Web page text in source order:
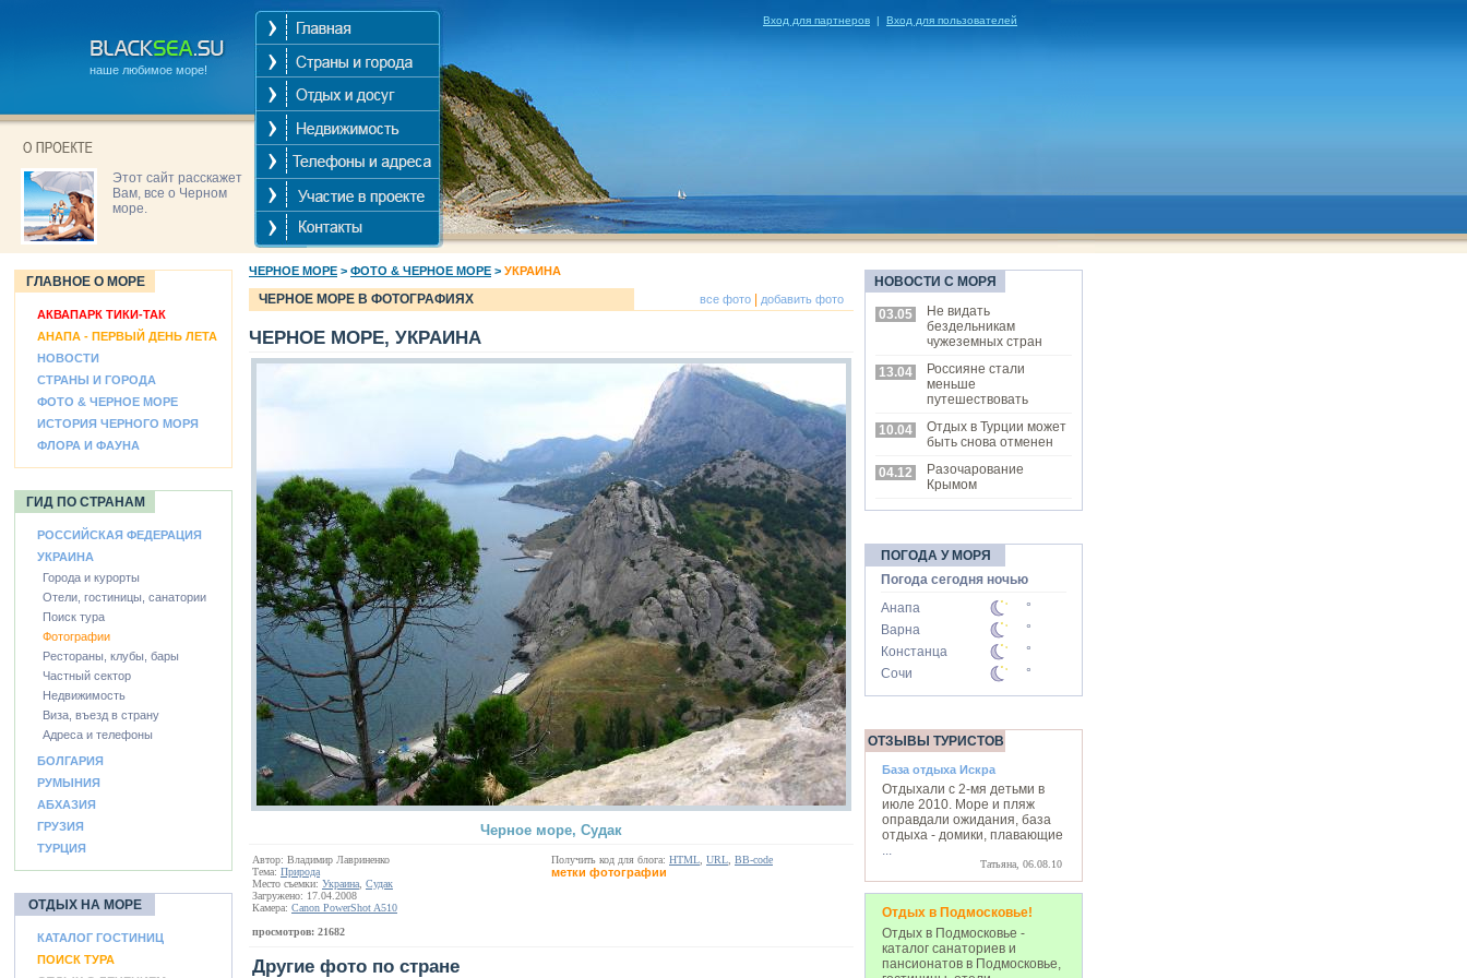
наше любимое море!
Этот сайт расскажет
Вам, все о Черном
море.
Вход для партнеров | Вход для пользователей
ГЛАВНОЕ О МОРЕ
АКВАПАРК ТИКИ-ТАК
АНАПА - ПЕРВЫЙ ДЕНЬ ЛЕТА
НОВОСТИ
СТРАНЫ И ГОРОДА
ФОТО & ЧЕРНОЕ МОРЕ
ИСТОРИЯ ЧЕРНОГО МОРЯ
ФЛОРА И ФАУНА
ГИД ПО СТРАНАМ
РОССИЙСКАЯ ФЕДЕРАЦИЯ
УКРАИНА
Города и курорты
Отели, гостиницы, санатории
Поиск тура
Фотографии
Рестораны, клубы, бары
Частный сектор
Недвижимость
Виза, въезд в страну
Адреса и телефоны
БОЛГАРИЯ
РУМЫНИЯ
АБХАЗИЯ
ГРУЗИЯ
ТУРЦИЯ
ОТДЫХ НА МОРЕ
КАТАЛОГ ГОСТИНИЦ
ПОИСК ТУРА
ЧЕРНОЕ МОРЕ > ФОТО & ЧЕРНОЕ МОРЕ > УКРАИНА
ЧЕРНОЕ МОРЕ В ФОТОГРАФИЯХ все фото добавить фото
ЧЕРНОЕ МОРЕ, УКРАИНА
Черное море, Судак
Автор: Владимир Лавриненко
Тема: Природа
Место съемки: Украина Судак
Загружено: 17.04.2008
Камера: Canon PowerShot A510
просмотров: 21682
Получить код для блога: HTML URL BB-code
метки фотографии
Другие фото по стране
НОВОСТИ С МОРЯ
03.05
Не видать
бездельникам
чужеземных стран
13.04
Россияне стали
меньше
путешествовать
10.04
Отдых в Турции может
быть снова отменен
04.12
Разочарование
Крымом
ПОГОДА У МОРЯ
Погода сегодня ночью
Анапа
°
Варна
°
Констанца
°
Сочи
°
ОТЗЫВЫ ТУРИСТОВ
База отдыха Искра
Отдыхали с 2-мя детьми в
июле 2010. Море и пляж
оправдали ожидания, база
отдыха - домики, плавающие
...
Татьяна, 06.08.10
Отдых в Подмосковье!
Отдых в Подмосковье -
каталог санаториев и
пансионатов в Подмосковье,